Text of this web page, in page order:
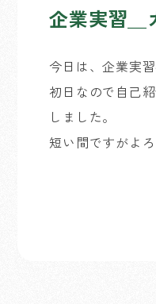
企業実習＿
今日は、企業実習
初日なので自己
しました。
短い間ですがよ